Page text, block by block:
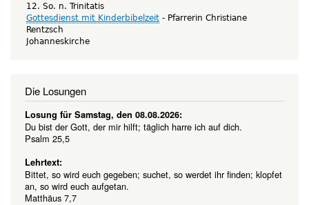
12. So. n. Trinitatis
Gottesdienst mit Kinderbibelzeit
Pfarrerin Christiane
Rentzsch
Johanneskirche
Die Losungen
Losung für Samstag, den 08.08.2026:
Du bist der Gott, der mir hilft; täglich harre ich auf dich.
Psalm 25,5
Lehrtext:
Bittet, so wird euch gegeben; suchet, so werdet ihr finden; klopfet
an, so wird euch aufgetan.
Matthäus 7,7